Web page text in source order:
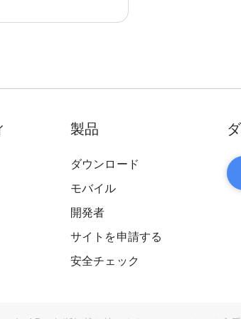
製品
ダウンロード
モバイル
開発者
サイトを申請する
安全チェック